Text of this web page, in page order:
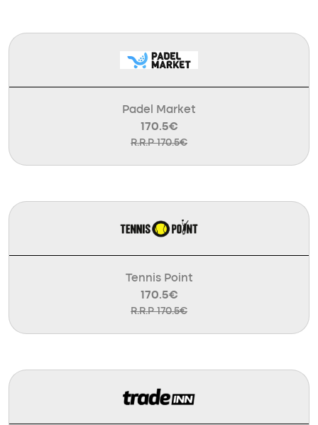
Padel Market
170.5€
R.R.P 170.5€
Tennis Point
170.5€
R.R.P 170.5€